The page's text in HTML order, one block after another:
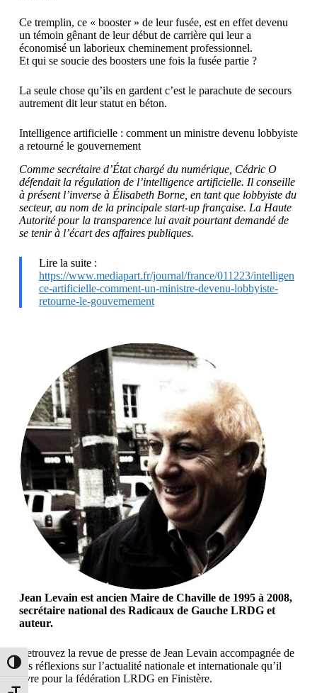
Passer en contraste élevé
Ce tremplin, ce « booster » de leur fusée, est en effet devenu
un témoin gênant de leur début de carrière qui leur a
économisé un laborieux cheminement professionnel.
Et qui se soucie des boosters une fois la fusée partie ?
La seule chose qu’ils en gardent c’est le parachute de secours
autrement dit leur statut en béton.
Intelligence artificielle : comment un ministre devenu lobbyiste
a retourné le gouvernement
Comme secrétaire d’État chargé du numérique, Cédric O
défendait la régulation de l’intelligence artificielle. Il conseille
à présent l’inverse à Élisabeth Borne, en tant que lobbyiste du
secteur, au nom de la principale start-up française. La Haute
Autorité pour la transparence lui avait pourtant demandé de
se tenir à l’écart des affaires publiques.
Lire la suite :
https://www.mediapart.fr/journal/france/011223/intelligen
ce-artificielle-comment-un-ministre-devenu-lobbyiste-
retourne-le-gouvernement
Jean Levain est ancien Maire de Chaville de 1995 à 2008,
secrétaire national des Radicaux de Gauche LRDG et
auteur.
Retrouvez la revue de presse de Jean Levain accompagnée de
ses réflexions sur l’actualité nationale et internationale qu’il
livre pour la fédération LRDG en Finistère.